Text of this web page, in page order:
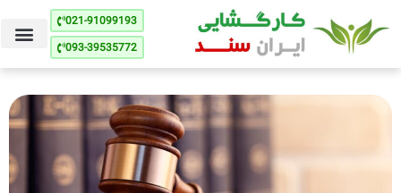
021-91099193
093-39535772